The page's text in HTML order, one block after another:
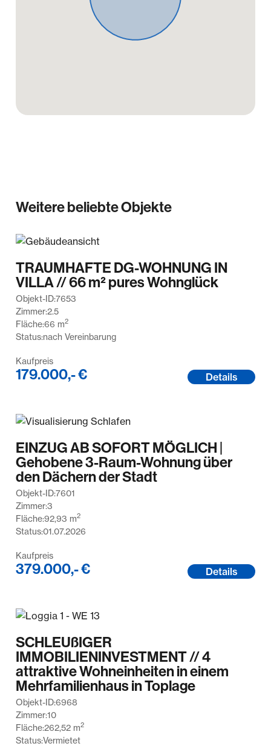
vertragstypischen Schaden begrenzt. Diese
Haftungsbeschränkungen gelten nicht für Schäden
aus der Verletzung des Lebens, des Körpers oder
beschränkt ist, gilt dies auch für eine persönliche
Weitere beliebte Objekte
TRAUMHAFTE DG-WOHNUNG IN
VILLA // 66 m² pures Wohnglück
Objekt-ID:7653
Zimmer:2.5
Fläche:66 m2
Status:nach Vereinbarung
Kaufpreis
179.000,- € Details
EINZUG AB SOFORT MÖGLICH |
Gehobene 3-Raum-Wohnung über
den Dächern der Stadt
Objekt-ID:7601
Zimmer:3
Fläche:92,93 m2
Status:01.07.2026
Kaufpreis
379.000,- € Details
SCHLEUßIGER
IMMOBILIENINVESTMENT // 4
attraktive Wohneinheiten in einem
Mehrfamilienhaus in Toplage
Objekt-ID:6968
Zimmer:10
Fläche:262,52 m2
Status:Vermietet